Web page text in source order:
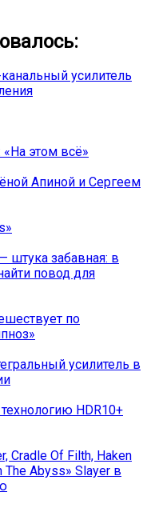
усилитель
этом всё»
Апиной и Сергеем
штука забавная: в
повод для
по
усилитель в
HDR10+
Cradle Of Filth, Haken
The Abyss» Slayer в